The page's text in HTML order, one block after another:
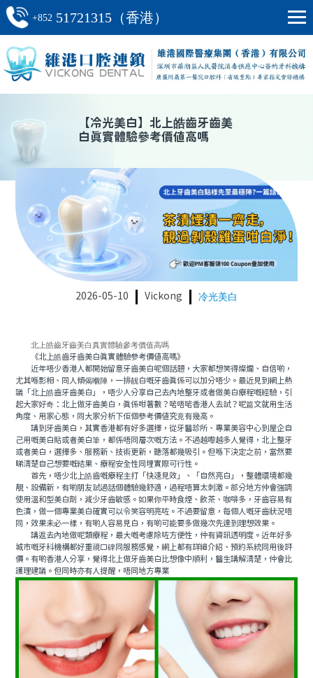
+852 51721315（香港）
【冷光美白】 北上皓齒牙齒美
白真實體驗參考價值高嗎
2026-05-10 Vickong 冷光美白
北上皓齒牙齒美白真實體驗參考價值高嗎
《北上皓齒牙齒美白真實體驗參考價值高嗎》
近年唔少香港人都開始留意牙齒美白呢個話題，大家都想笑得燦爛、自信啲，
尤其喺影相、同人傾偈嗰陣，一排靓白嘅牙齒真係可以加分唔少。最近見到網上熱
議「北上皓齒牙齒美白」，唔少人分享自己去內地整牙或者做美白療程嘅經驗，引
起大家好奇：北上做牙齒美白，真係咁著數？啱唔啱香港人去試？呢篇文就用生活
角度、用家心態，同大家分析下佢個參考價值究竟有幾高。
講到牙齒美白，其實香港都有好多選擇，從牙醫診所、專業美容中心到屋企自
己用嘅美白貼或者美白筆，都係唔同層次嘅方法。不過越嚟越多人覺得，北上整牙
或者美白，選擇多、服務新、技術更新，聽落都幾吸引。但喺下決定之前，當然要
睇清楚自己想要嘅結果、療程安全性同埋實際可行性。
首先，唔少北上皓齒嘅療程主打「快速見效」、「自然亮白」，整體環境都幾
靚、設備新，有啲朋友試過話個體驗幾舒適，過程唔算太刺激。部分地方仲會強調
使用溫和型美白劑，減少牙齒敏感。如果你平時食煙、飲茶、咖啡多，牙齒容易有
色漬，做一個專業美白確實可以令笑容明亮咗。不過要留意，每個人嘅牙齒狀況唔
同，效果未必一樣，有啲人容易見白，有啲可能要多做幾次先達到理想效果。
講返去內地做呢類療程，最大嘅考慮除咗方便性，仲有資訊透明度。近年好多
城市嘅牙科機構都好重視口碑同服務感覺，網上都有詳細介紹、預約系統同用後評
價。有啲香港人分享，覺得北上做牙齒美白比想像中順利，醫生講解清楚，仲會比
護理建議。但同時亦有人提醒，唔同地方專業